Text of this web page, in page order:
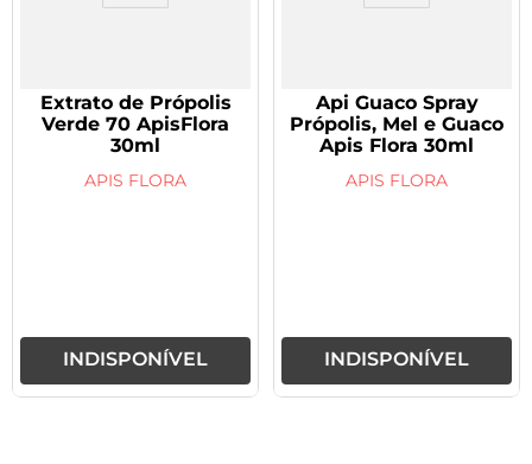
Extrato de Própolis
Verde 70 ApisFlora
30ml
APIS FLORA
INDISPONÍVEL
Api Guaco Spray
Própolis, Mel e Guaco
Apis Flora 30ml
APIS FLORA
INDISPONÍVEL